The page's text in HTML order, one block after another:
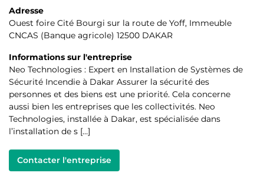
Adresse
Ouest foire Cité Bourgi sur la route de Yoff, Immeuble
CNCAS (Banque agricole) 12500 DAKAR
Informations sur l'entreprise
Neo Technologies : Expert en Installation de Systèmes de
Sécurité Incendie à Dakar Assurer la sécurité des
personnes et des biens est une priorité. Cela concerne
aussi bien les entreprises que les collectivités. Neo
Technologies, installée à Dakar, est spécialisée dans
l’installation de s […]
Contacter l'entreprise